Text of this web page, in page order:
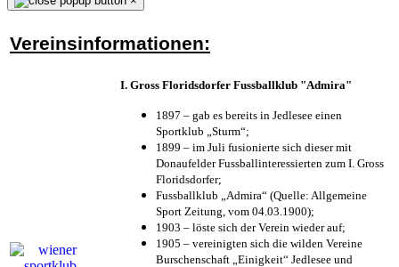
Vereinsinformationen:
I. Gross Floridsdorfer Fussballklub "Admira"
1897 – gab es bereits in Jedlesee einen
Sportklub „Sturm“;
1899 – im Juli fusionierte sich dieser mit
Donaufelder Fussballinteressierten zum I. Gross
Floridsdorfer;
Fussballklub „Admira“ (Quelle: Allgemeine
Sport Zeitung, vom 04.03.1900);
1903 – löste sich der Verein wieder auf;
1905 – vereinigten sich die wilden Vereine
Burschenschaft „Einigkeit“ Jedlesee und